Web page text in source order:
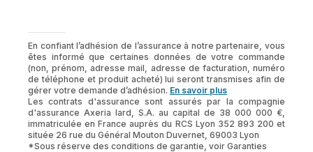
En confiant l’adhésion de l’assurance à notre partenaire, vous
êtes informé que certaines données de votre commande
(non, prénom, adresse mail, adresse de facturation, numéro
de téléphone et produit acheté) lui seront transmises afin de
gérer votre demande d’adhésion. En savoir plus
Les contrats d'assurance sont assurés par la compagnie
d'assurance Axeria Iard, S.A. au capital de 38 000 000 €,
immatriculée en France auprès du RCS Lyon 352 893 200 et
située 26 rue du Général Mouton Duvernet, 69003 Lyon
*Sous réserve des conditions de garantie, voir Garanties